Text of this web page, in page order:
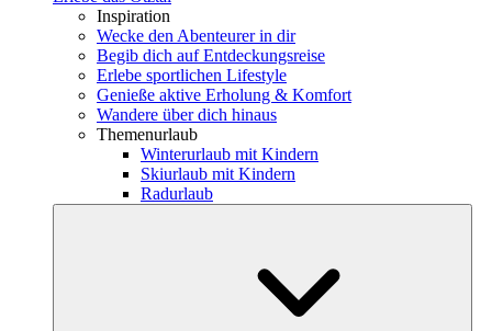
Inspiration
Wecke den Abenteurer in dir
Begib dich auf Entdeckungsreise
Erlebe sportlichen Lifestyle
Genieße aktive Erholung & Komfort
Wandere über dich hinaus
Themenurlaub
Winterurlaub mit Kindern
Skiurlaub mit Kindern
Radurlaub